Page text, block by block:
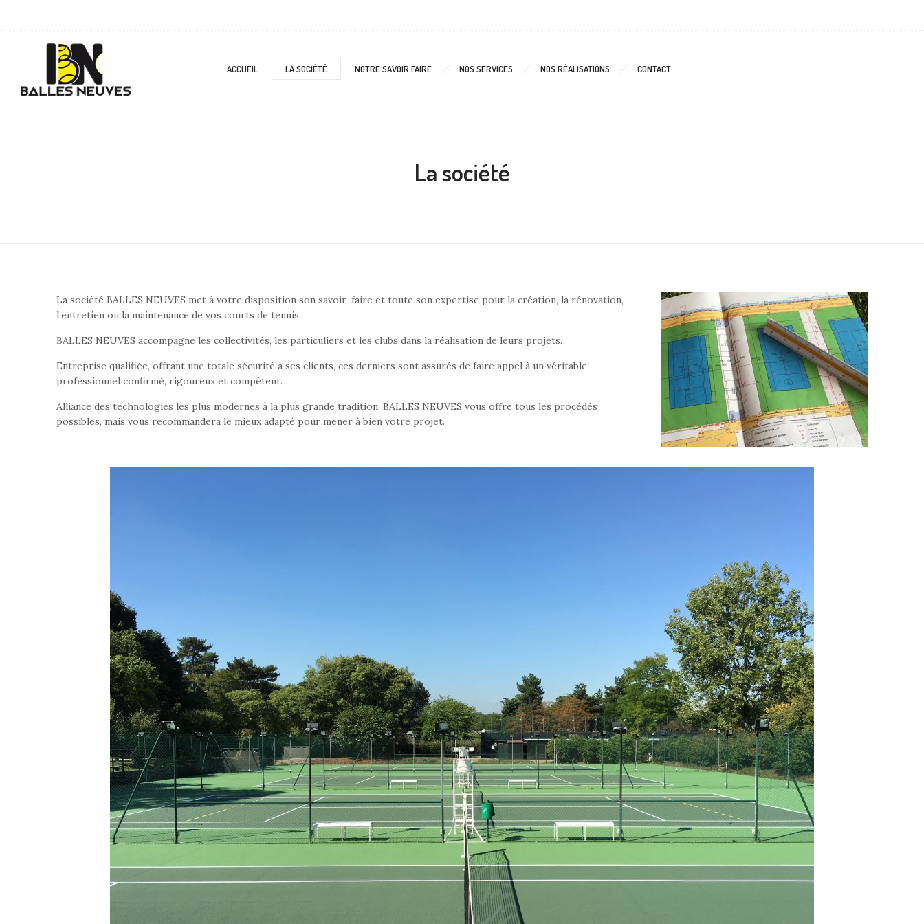
ACCUEIL LA SOCIÉTÉ NOTRE SAVOIR FAIRE NOS SERVICES NOS RÉALISATIONS CONTACT
La société
La société BALLES NEUVES met à votre disposition son savoir-faire et toute son expertise pour la création, la rénovation,
l’entretien ou la maintenance de vos courts de tennis.
BALLES NEUVES accompagne les collectivités, les particuliers et les clubs dans la réalisation de leurs projets.
Entreprise qualifiée, offrant une totale sécurité à ses clients, ces derniers sont assurés de faire appel à un véritable
professionnel confirmé, rigoureux et compétent.
Alliance des technologies les plus modernes à la plus grande tradition, BALLES NEUVES vous offre tous les procédés
possibles, mais vous recommandera le mieux adapté pour mener à bien votre projet.